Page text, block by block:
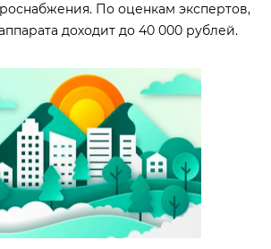
По оценкам экспертов,
доходит до 40 000 рублей.